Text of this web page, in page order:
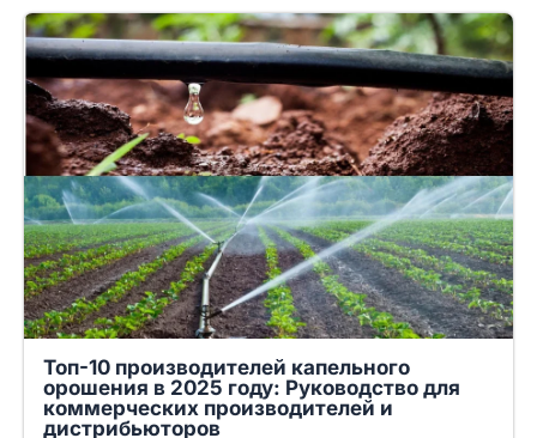
Топ-10 производителей капельного
орошения в 2025 году: Руководство для
коммерческих производителей и
дистрибьюторов